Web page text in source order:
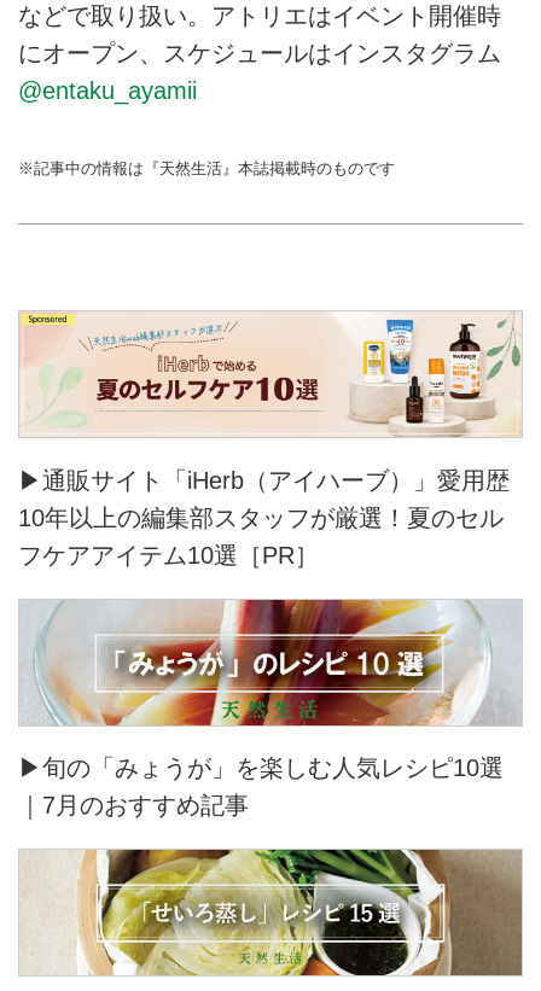
などで取り扱い。アトリエはイベント開催時
にオープン、スケジュールはインスタグラム
@entaku_ayamii
※記事中の情報は『天然生活』本誌掲載時のものです
▶通販サイト「iHerb（アイハーブ）」愛用歴
10年以上の編集部スタッフが厳選！夏のセル
フケアアイテム10選［PR］
▶旬の「みょうが」を楽しむ人気レシピ10選
｜7月のおすすめ記事